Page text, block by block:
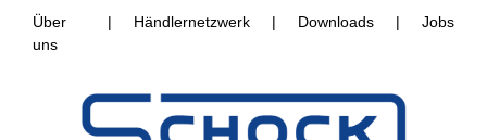
Über
uns
| Händlernetzwerk | Downloads | Jobs